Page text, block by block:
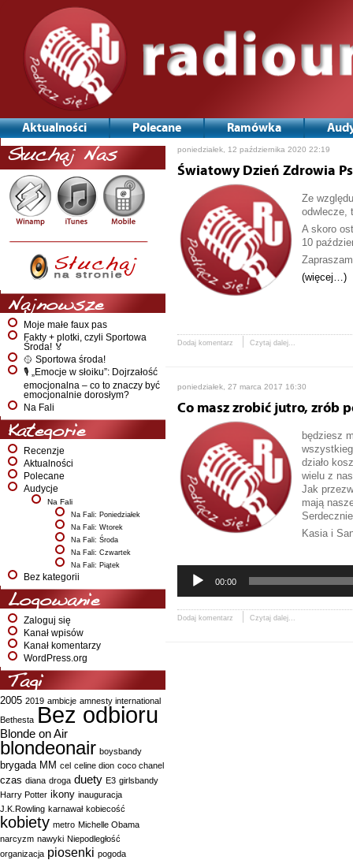
Aktualności Polecane Ramówka
Słuchaj Nas
Najnowsze
Moje małe faux pas
Fakty + plotki, czyli Sportowa
Środa! 🏅
🥎 Sportowa środa!
🎙️ „Emocje w słoiku”: Dojrzałość
emocjonalna – co to znaczy być
emocjonalnie dorosłym?
Na Fali
Kategorie
Recenzje
Aktualności
Polecane
Audycje
Na Fali
Na Fali: Poniedziałek
Na Fali: Wtorek
Na Fali: Środa
Na Fali: Czwartek
Na Fali: Piątek
Bez kategorii
Logowanie
Zaloguj się
Kanał wpisów
Kanał komentarzy
WordPress.org
Tagi
2005 2019 ambicje amnesty international
Bethesta Bez odbioru
Blonde on Air
blondeonair boysbandy
brygada MM cel celine dion coco chanel
czas diana droga duety E3 girlsbandy
Harry Potter ikony inauguracja
J.K.Rowling karnawał kobiecość
kobiety metro Michelle Obama
narcyzm nawyki Niepodległość
organizacja piosenki pogoda
poniedziałek, 12 października 2020 22:19
Światowy Dzień Zdrowia
Ze
odwlecze,
A skoro
10
(więcej…)
Dodaj komentarz Czytaj dalej...
poniedziałek, 27 marca 2017 16:30
Co masz zrobić jutro, zrób
będziesz
działo
wielu z
Jak
mają
Kasia i
plików
00:00
Dodaj komentarz Czytaj dalej...